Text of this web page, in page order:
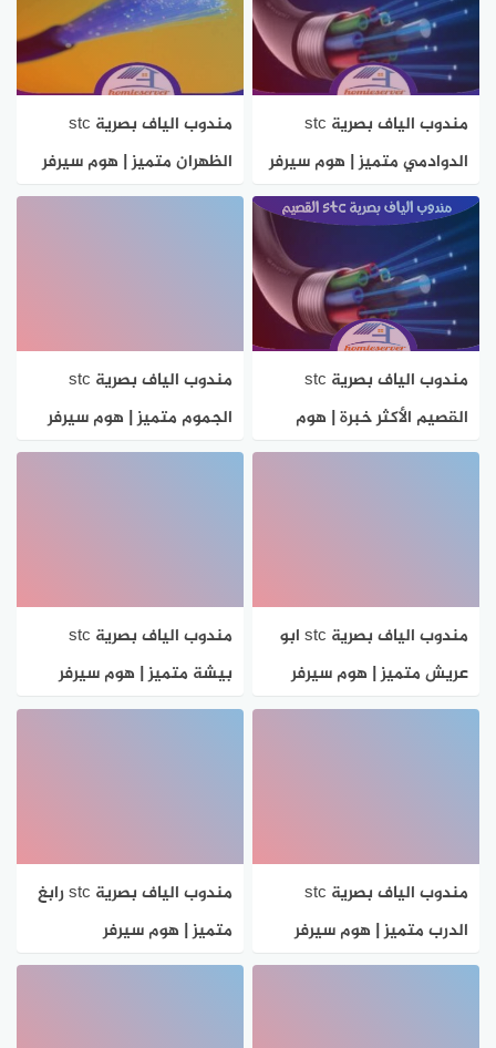
مندوب الياف بصرية stc
الدوادمي متميز | هوم سيرفر
مندوب الياف بصرية stc
الظهران متميز | هوم سيرفر
مندوب الياف بصرية stc
القصيم الأكثر خبرة | هوم
سيرفر
مندوب الياف بصرية stc
الجموم متميز | هوم سيرفر
مندوب الياف بصرية stc ابو
عريش متميز | هوم سيرفر
مندوب الياف بصرية stc
بيشة متميز | هوم سيرفر
مندوب الياف بصرية stc
الدرب متميز | هوم سيرفر
مندوب الياف بصرية stc رابغ
متميز | هوم سيرفر